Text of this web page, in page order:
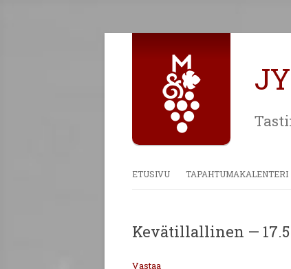
ETUSIVU TAPAHTUMAKALENTERI
Kevätillallinen —
Vastaa